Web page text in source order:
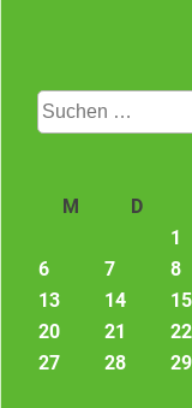
Suchen
nach:
M
D
1
6
7 8
13
14 15
20
21 22
27
28 29